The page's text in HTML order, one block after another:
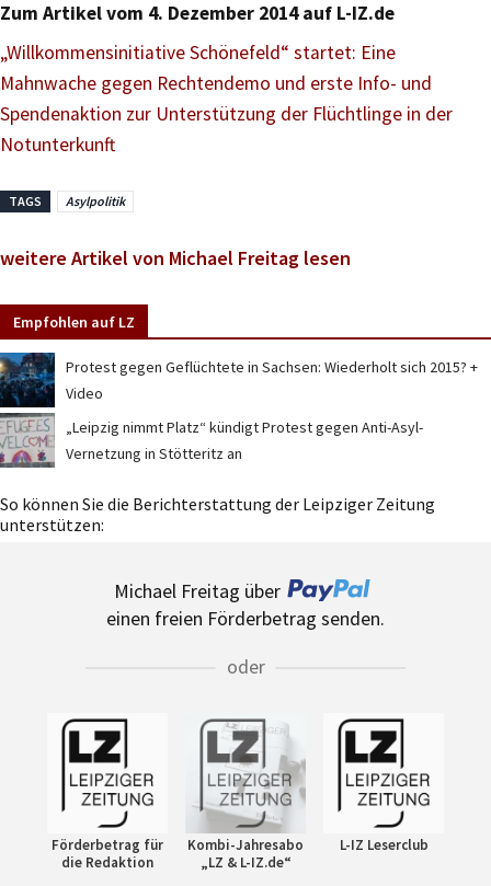
Zum Artikel vom 4. Dezember 2014 auf L-IZ.de
„Willkommensinitiative Schönefeld“ startet: Eine
Mahnwache gegen Rechtendemo und erste Info- und
Spendenaktion zur Unterstützung der Flüchtlinge in der
Notunterkunft
TAGS Asylpolitik
weitere Artikel von Michael Freitag lesen
Empfohlen auf LZ
Protest gegen Geflüchtete in Sachsen: Wiederholt sich 2015? +
Video
„Leipzig nimmt Platz“ kündigt Protest gegen Anti-Asyl-
Vernetzung in Stötteritz an
So können Sie die Berichterstattung der Leipziger Zeitung
unterstützen:
Michael Freitag über
einen freien Förderbetrag senden.
oder
Förderbetrag für
die Redaktion
Kombi-Jahresabo
„LZ & L-IZ.de“
L-IZ Leserclub